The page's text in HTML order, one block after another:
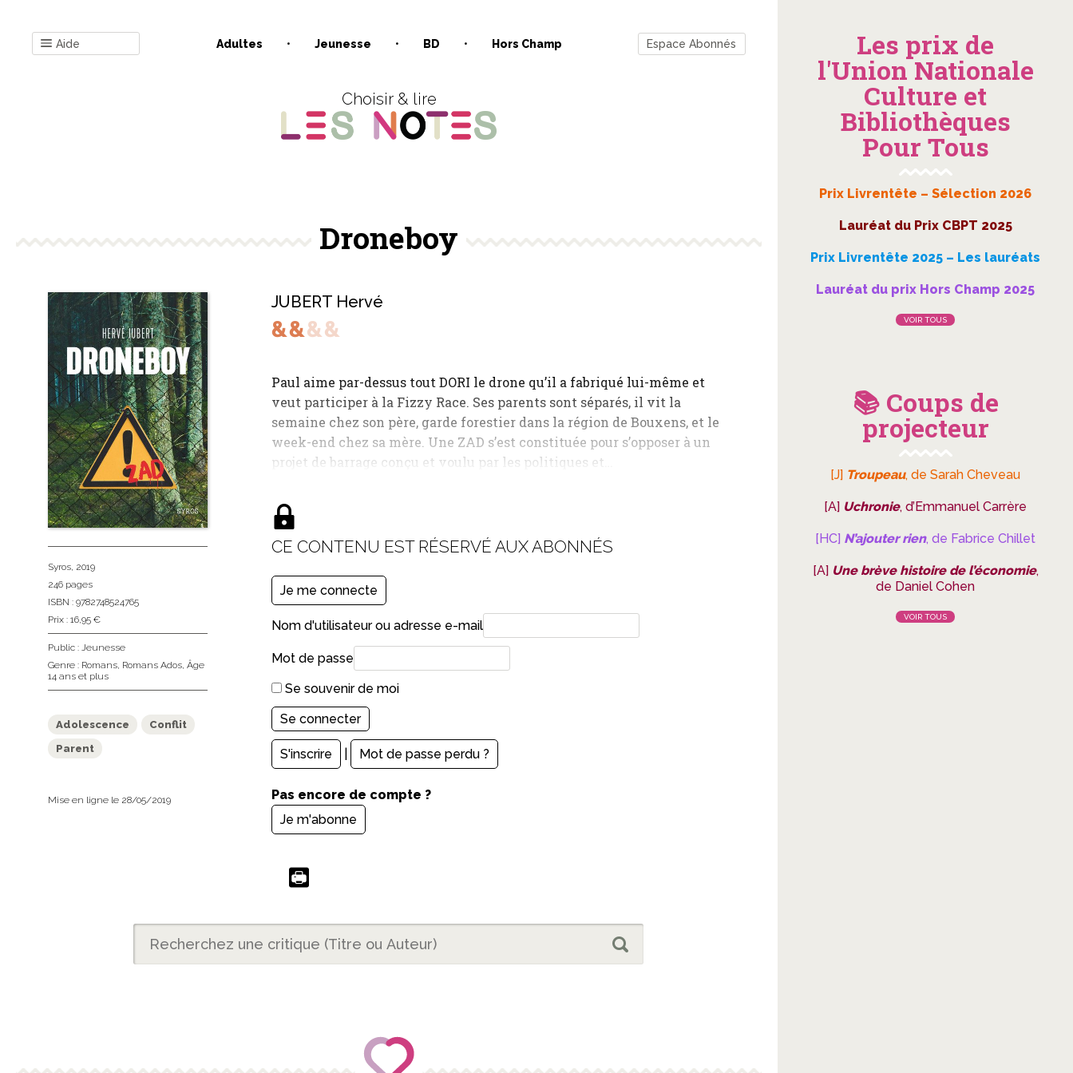
Aide Adultes Jeunesse BD Hors Champ Espace Abonnés
Choisir & lire
Droneboy
JUBERT Hervé
Paul aime par-dessus tout DORI le drone qu’il a fabriqué lui-même et
veut participer à la Fizzy Race. Ses parents sont séparés, il vit la
semaine chez son père, garde forestier dans la région de Bouxens, et le
week-end chez sa mère. Une ZAD s’est constituée pour s’opposer à un
projet de barrage conçu et voulu par les politiques et…
CE CONTENU EST RÉSERVÉ AUX ABONNÉS
Je me connecte
Nom d'utilisateur ou adresse e-mail
Mot de passe
Se souvenir de moi
S'inscrire Mot de passe perdu ?
Pas encore de compte ?
Je m'abonne
Syros, 2019
246 pages
ISBN : 9782748524765
Prix : 16,95 €
Public : Jeunesse
Genre : Romans, Romans Ados, Âge
14 ans et plus
Adolescence
Conflit
Parent
Mise en ligne le 28/05/2019
Les prix de
l'Union Nationale
Culture et
Bibliothèques
Pour Tous
Prix Livrentête – Sélection 2026
Lauréat du Prix CBPT 2025
Prix Livrentête 2025 – Les lauréats
Lauréat du prix Hors Champ 2025
VOIR TOUS
📚 Coups de
projecteur
[J] Troupeau, de Sarah Cheveau
[A] Uchronie, d’Emmanuel Carrère
[HC] N’ajouter rien, de Fabrice Chillet
[A] Une brève histoire de l’économie,
de Daniel Cohen
VOIR TOUS